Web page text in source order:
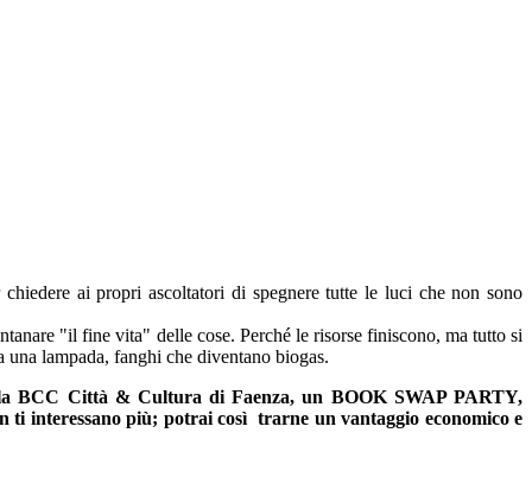
ai propri ascoltatori di spegnere tutte le luci che non sono
"il fine vita" delle cose. Perché le risorse finiscono, ma tutto si
lampada, fanghi che diventano biogas.
BCC Città & Cultura di Faenza, un BOOK SWAP PARTY,
ti interessano più; potrai così trarne un vantaggio economico e